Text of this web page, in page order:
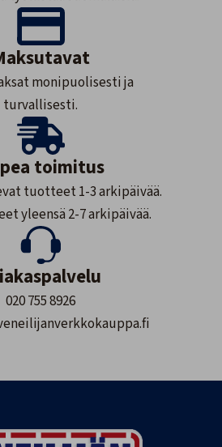
monipuolisesti ja
turvallisesti.
toimitus
tuotteet 1-3 arkipäivää.
yleensä 2-7 arkipäivää.
020 755 8926